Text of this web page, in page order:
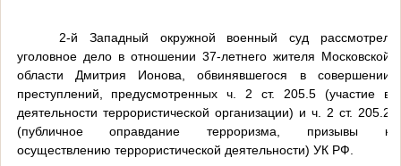
2-й Западный окружной военный суд рассмотрел
уголовное дело в отношении 37-летнего жителя Московской
области Дмитрия Ионова, обвинявшегося в совершении
преступлений, предусмотренных ч. 2 ст. 205.5 (участие в
деятельности террористической организации) и ч. 2 ст. 205.2
(публичное оправдание терроризма, призывы к
осуществлению террористической деятельности) УК РФ.